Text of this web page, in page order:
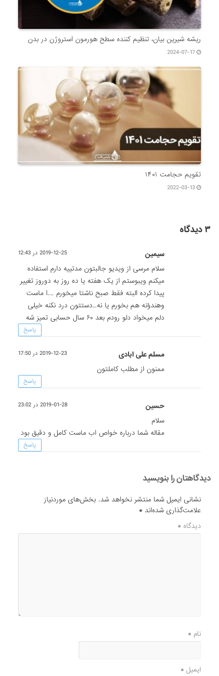
ریشه شیرین بیان، تنظیم کننده سطح هورمون استروژن در بدن
2024-07-17
تقویم حجامت ۱۴۰۱
2022-03-13
۳ دیدگاه
سیمین 2019-12-25 در 12:43
سلام مرسی از ویدیو جالبتون مدتییه دارم استفاده
میکنم ویبوستم از یک هفته یا ده روز به دوروز تغییر
پیدا کرده البته فقط صبح ناشتا میخورم ….ا ماست
وهندؤنه هم بخورم یا نه…دستتون درد نکنه خیلی
دلم میخواد دلو رودم بعد ۶۰ سال حسابی تمیز شه
پاسخ
مسلم علی ابادی 2019-12-23 در 17:50
ممنون از مطلب کاملتون
پاسخ
حسین 2019-01-28 در 23:02
سلام
مقاله شما درباره خواص اب ماست کامل و دقیق بود
پاسخ
دیدگاهتان را بنویسید
نشانی ایمیل شما منتشر نخواهد شد. بخش‌های موردنیاز
علامت‌گذاری شده‌اند*
دیدگاه*
نام*
ایمیل*